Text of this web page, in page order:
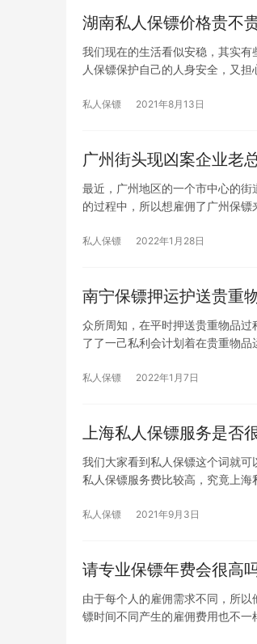
湖南私人保镖价格贵不
我们现在的生活看似安稳，其实
人保镖保护自己的人身安全，又
私人保镖 2021年8月13日
广州街头现凶案企业老
最近，广州地区的一个市中心的
的过程中，所以想雇佣了广州保
私人保镖 2022年1月28日
南宁保镖押运护送贵重
众所周知，在平时押送贵重物品
了了一己私利会计划着在贵重物
私人保镖 2022年1月7日
上海私人保镖服务是否
我们大家看到私人保镖这个词就
私人保镖服务费比较高，究竟上
私人保镖 2021年9月3日
请专业保镖年费会很高
由于每个人的雇佣需求不同，所
镖时间不同产生的雇佣费用也不